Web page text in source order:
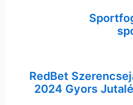
RedBet
2024 Gyors